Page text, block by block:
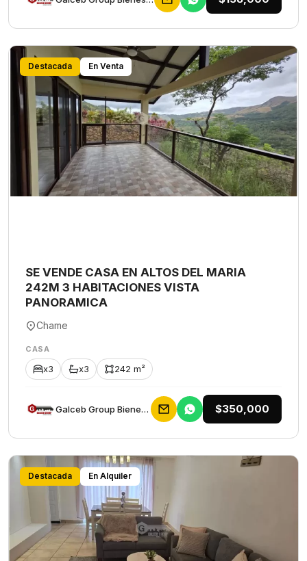
Destacada En Venta
SE VENDE CASA EN ALTOS DEL MARIA
242M 3 HABITACIONES VISTA
PANORAMICA
Chame
CASA
x3 x3 242 m²
Galceb Group Bienes Raices $350,000
Destacada En Alquiler